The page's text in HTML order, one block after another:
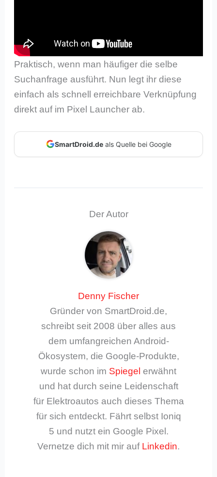
Praktisch, wenn man häufiger die selbe
Suchanfrage ausführt. Nun legt ihr diese
einfach als schnell erreichbare Verknüpfung
direkt auf im Pixel Launcher ab.
SmartDroid.deals Quelle bei Google
Der Autor
Denny Fischer
Gründer von SmartDroid.de,
schreibt seit 2008 über alles aus
dem umfangreichen Android-
Ökosystem, die Google-Produkte,
wurde schon im Spiegel erwähnt
und hat durch seine Leidenschaft
für Elektroautos auch dieses Thema
für sich entdeckt. Fährt selbst Ioniq
5 und nutzt ein Google Pixel.
Vernetze dich mit mir auf Linkedin.